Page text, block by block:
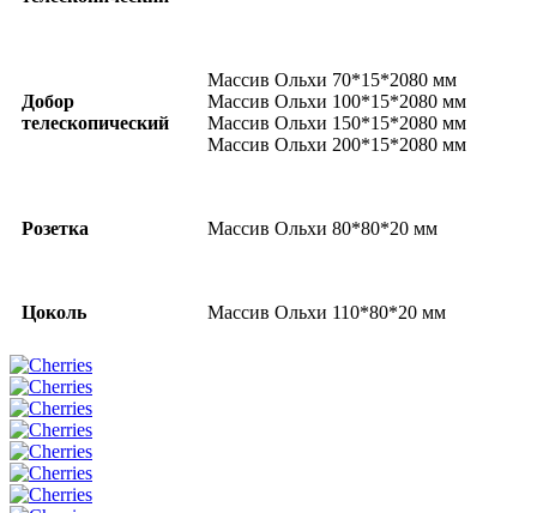
Добор
телескопический
Массив Ольхи 70*15*2080 мм
Массив Ольхи 100*15*2080 мм
Массив Ольхи 150*15*2080 мм
Массив Ольхи 200*15*2080 мм
Розетка Массив Ольхи 80*80*20 мм
Цоколь Массив Ольхи 110*80*20 мм